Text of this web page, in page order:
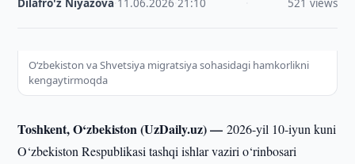
Dilafro'z Niyazova 11.06.2026 ·21:10 521 views
Oʻzbekiston va Shvetsiya migratsiya sohasidagi hamkorlikni
kengaytirmoqda
Toshkent, O‘zbekiston (UzDaily.uz) —2026-yil 10-iyun kuni
O‘zbekiston Respublikasi tashqi ishlar vaziri o‘rinbosari